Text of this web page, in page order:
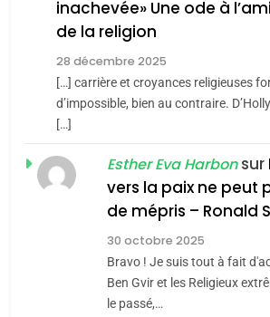
Accords
l’alliance
s’étendre à
d’Amérique
ISRAÉL JUDAISME
2025,
meurtrière
inachevée» Une ode à
de la religion
28 décembre 2025
[…] carrière et croyances religieuses
d’impossible, bien au contraire.
[…]
Esther Eva Harbonsur
vers la paix ne peut
de mépris – Ronald
30 octobre 2025
Bravo ! Je suis tout à fait
Ben Gvir et les Religieux
le passé,…
POURQUOI JE
MA JUDAÏTE
Zrihen-Dvir
ISRAÉL
CE QUI NOUS
JUDAISME
Maroc : Les
Tafraout, le
Azilal
du terroir
DAFINA MAROC